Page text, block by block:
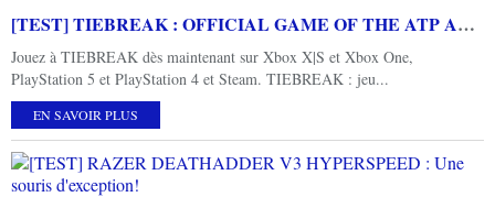
[TEST] TIEBREAK : OFFICIAL GAME OF THE ATP AND WTA XBOX SERIES X / PC : toujours en early access?
Jouez à TIEBREAK dès maintenant sur Xbox X|S et Xbox One,
PlayStation 5 et PlayStation 4 et Steam. TIEBREAK : jeu...
EN SAVOIR PLUS